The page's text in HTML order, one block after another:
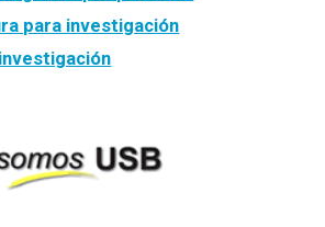
para investigación